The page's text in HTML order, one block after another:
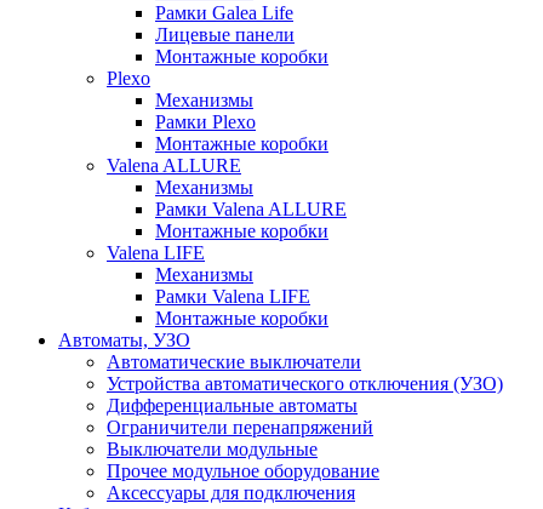
Рамки Galea Life
Лицевые панели
Монтажные коробки
Plexo
Механизмы
Рамки Plexo
Монтажные коробки
Valena ALLURE
Механизмы
Рамки Valena ALLURE
Монтажные коробки
Valena LIFE
Механизмы
Рамки Valena LIFE
Монтажные коробки
Автоматы, УЗО
Автоматические выключатели
Устройства автоматического отключения (УЗО)
Дифференциальные автоматы
Ограничители перенапряжений
Выключатели модульные
Прочее модульное оборудование
Аксессуары для подключения